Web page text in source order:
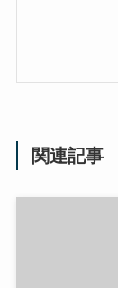
関連記事